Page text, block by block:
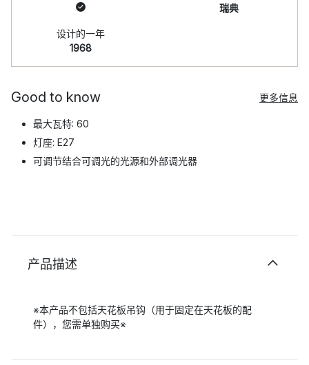
瑞典
设计的一年
1968
Good to know 更多信息
最大瓦特: 60
灯座: E27
可调节结合可调光的光源和外部调光器
产品描述
※本产品不包括天花板吊钩（用于固定在天花板的配
件），您需单独购买※